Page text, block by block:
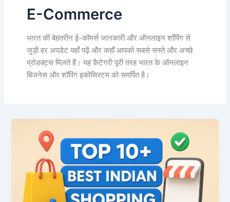
E-Commerce
भारत की बेहतरीन ई-कॉमर्स जानकारी और ऑनलाइन शॉपिंग से
जुड़ी हर अपडेट यहाँ पढ़ें और कहाँ आपको सबसे सस्ते और अच्छे
प्रोडक्ट्स मिलते हैं। यह कैटेगरी पूरी तरह भारत के ऑनलाइन
बिजनेस और शॉपिंग इकोसिस्टम को समर्पित है।